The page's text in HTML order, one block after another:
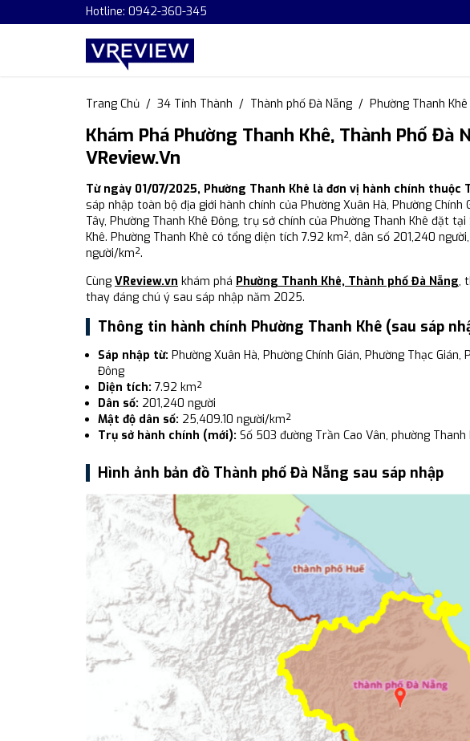
Hotline: 0942-360-345
Trang Chủ 34 Tỉnh Thành Thành phố Đà Nẵng Phường Thanh Khê
Khám Phá Phường Thanh Khê, Thành Phố Đà
VReview.vn
Từ ngày 01/07/2025, Phường Thanh Khê là đơn vị hành chính thuộc
sáp nhập toàn bộ địa giới hành chính của Phường Xuân Hà, Phường Chính
Tây, Phường Thanh Khê Đông, trụ sở chính của Phường Thanh Khê đặt
Khê. Phường Thanh Khê có tổng diện tích 7.92 km², dân số 201,240
người/km².
Cùng VReview.vn khám phá Phường Thanh Khê, Thành phố Đà Nẵng,
thay đáng chú ý sau sáp nhập năm 2025.
Thông tin hành chính Phường Thanh Khê (sau sáp
Sáp nhập từ: Phường Xuân Hà, Phường Chính Gián, Phường Thạc
Đông
Diện tích: 7.92 km²
Dân số: 201,240 người
Mật độ dân số: 25,409.10 người/km²
Trụ sở hành chính (mới): Số 503 đường Trần Cao Vân, phường Thanh
Hình ảnh bản đồ Thành phố Đà Nẵng sau sáp nhập